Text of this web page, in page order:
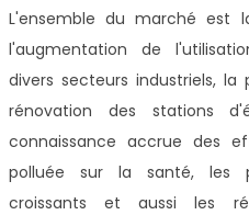
L'ensemble du marché est
l'augmentation de
divers secteurs industriels, la
rénovation des stations
connaissance accrue des
polluée sur la santé, les
croissants et aussi les